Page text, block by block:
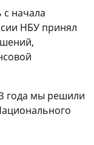
начала
НБУ принял
года мы решили